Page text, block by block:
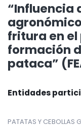
“Influencia
fritura en
formación
pataca”
Entidades
PATATAS Y CEBOLLAS